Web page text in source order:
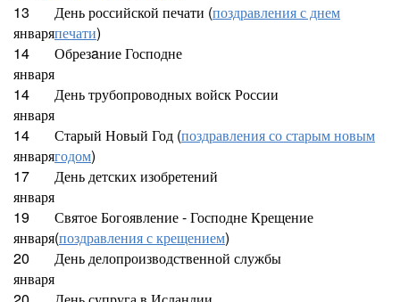
13
января
День российской печати (поздравления с днем
печати)
14
января
Обрезaние Господне
14
января
День трубопроводных войск России
14
января
Старый Новый Год (поздравления со старым новым
годом)
17
января
День детских изобретений
19
января
Святое Богоявление - Господне Крещение
(поздравления с крещением)
20
января
День делопроизводственной службы